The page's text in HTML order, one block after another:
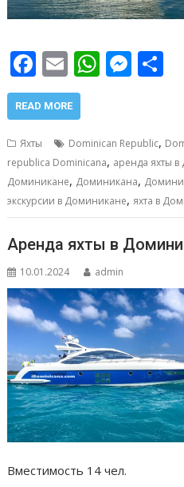
F
ac
e
b
o
o
k
E
m
ai
l
W
h
s
A
p
p
M
e
e
n
g
er
р
а
в
и
т
READ MORE
Яхты Dominican Republic,
republica Dominicana, аренда яхты
Доминикане, Доминикана,
экскурсии в Доминикане, яхта в
Аренда яхты в
10.01.2024 admin
Вместимость 14 чел.